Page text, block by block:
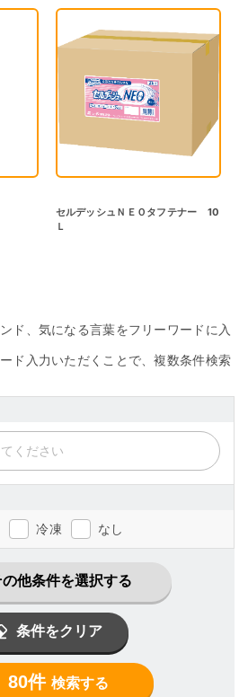
セルデッシュＮＥＯタフテナー 10
Ｌ
ド、気になる言葉をフリーワードに入
ド入力いただくことで、複数条件検索
冷凍 なし
の他条件を選択する
条件をクリア
80件 検索する